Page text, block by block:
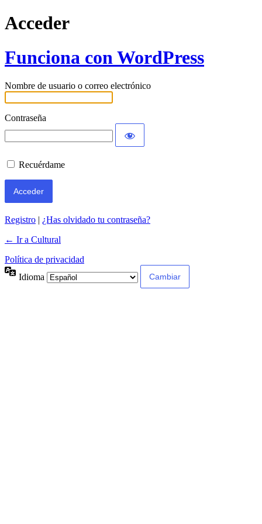
Acceder
Funciona con WordPress
Nombre de usuario o correo electrónico
Contraseña
Recuérdame
Registro | ¿Has olvidado tu contraseña?
← Ir a Cultural
Política de privacidad
Idioma